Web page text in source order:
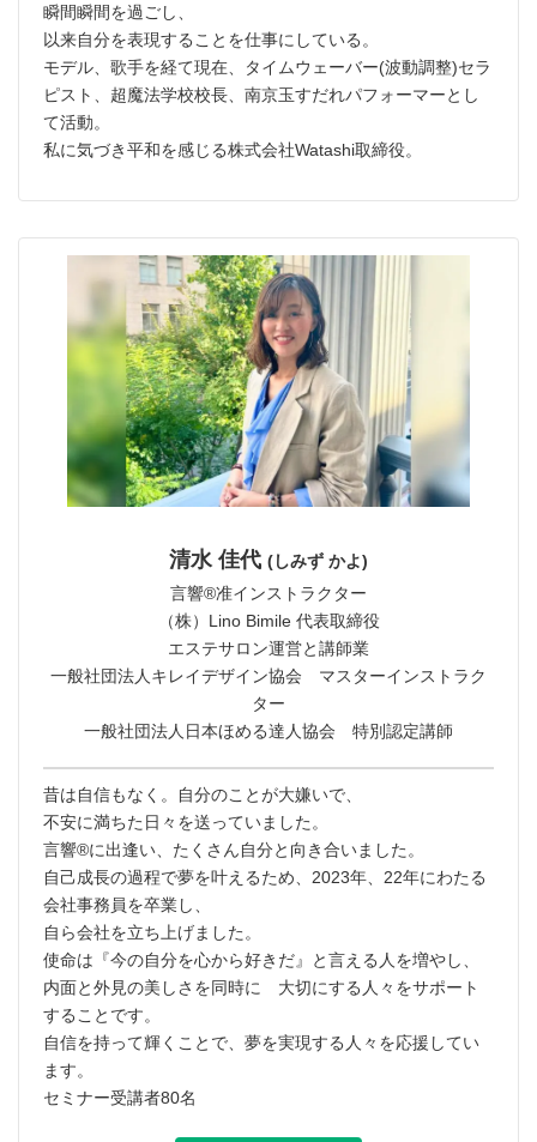
瞬間瞬間を過ごし、
以来自分を表現することを仕事にしている。
モデル、歌手を経て現在、タイムウェーバー(波動調整)セラ
ピスト、超魔法学校校長、南京玉すだれパフォーマーとし
て活動。
私に気づき平和を感じる株式会社Watashi取締役。
清水 佳代 (しみず かよ)
言響®︎准インストラクター
（株）Lino Bimile 代表取締役
エステサロン運営と講師業
一般社団法人キレイデザイン協会 マスターインストラク
ター
一般社団法人日本ほめる達人協会 特別認定講師
昔は自信もなく。自分のことが大嫌いで、
不安に満ちた日々を送っていました。
言響®︎に出逢い、たくさん自分と向き合いました。
自己成長の過程で夢を叶えるため、2023年、22年にわたる
会社事務員を卒業し、
自ら会社を立ち上げました。
使命は『今の自分を心から好きだ』と言える人を増やし、
内面と外見の美しさを同時に 大切にする人々をサポート
することです。
自信を持って輝くことで、夢を実現する人々を応援してい
ます。
セミナー受講者80名